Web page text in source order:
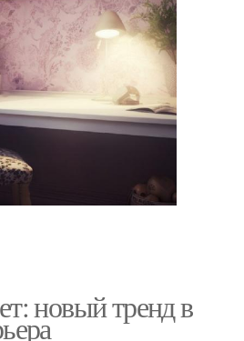
новый тренд в